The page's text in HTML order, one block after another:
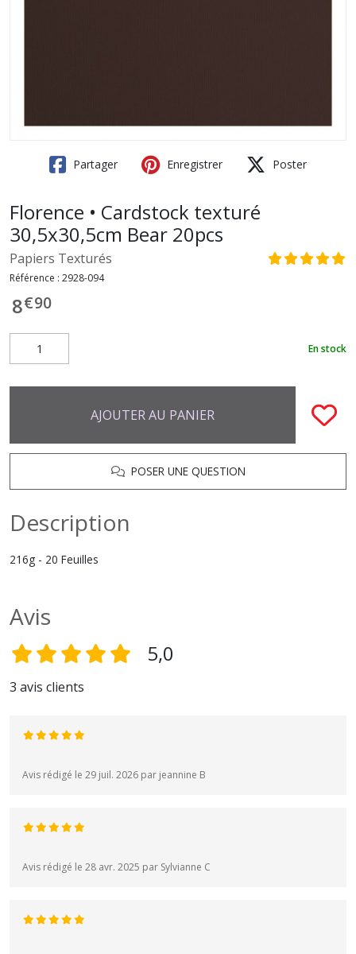
Partager Enregistrer Poster
Florence • Cardstock texturé
30,5x30,5cm Bear 20pcs
Papiers Texturés
Référence : 2928-094
8€90
En stock
AJOUTER AU PANIER
POSER UNE QUESTION
Description
216g - 20 Feuilles
Avis
5,0
3 avis clients
Avis rédigé le 29 juil. 2026 par jeannine B
Avis rédigé le 28 avr. 2025 par Sylvianne C